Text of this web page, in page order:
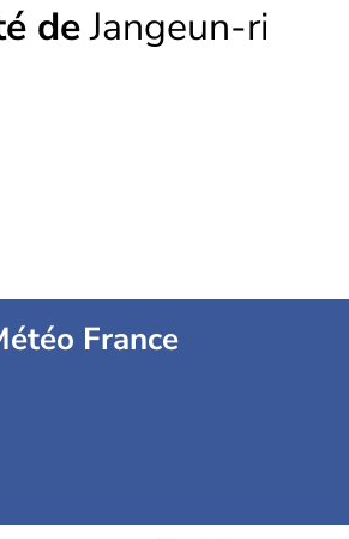
deJangeun-ri
France